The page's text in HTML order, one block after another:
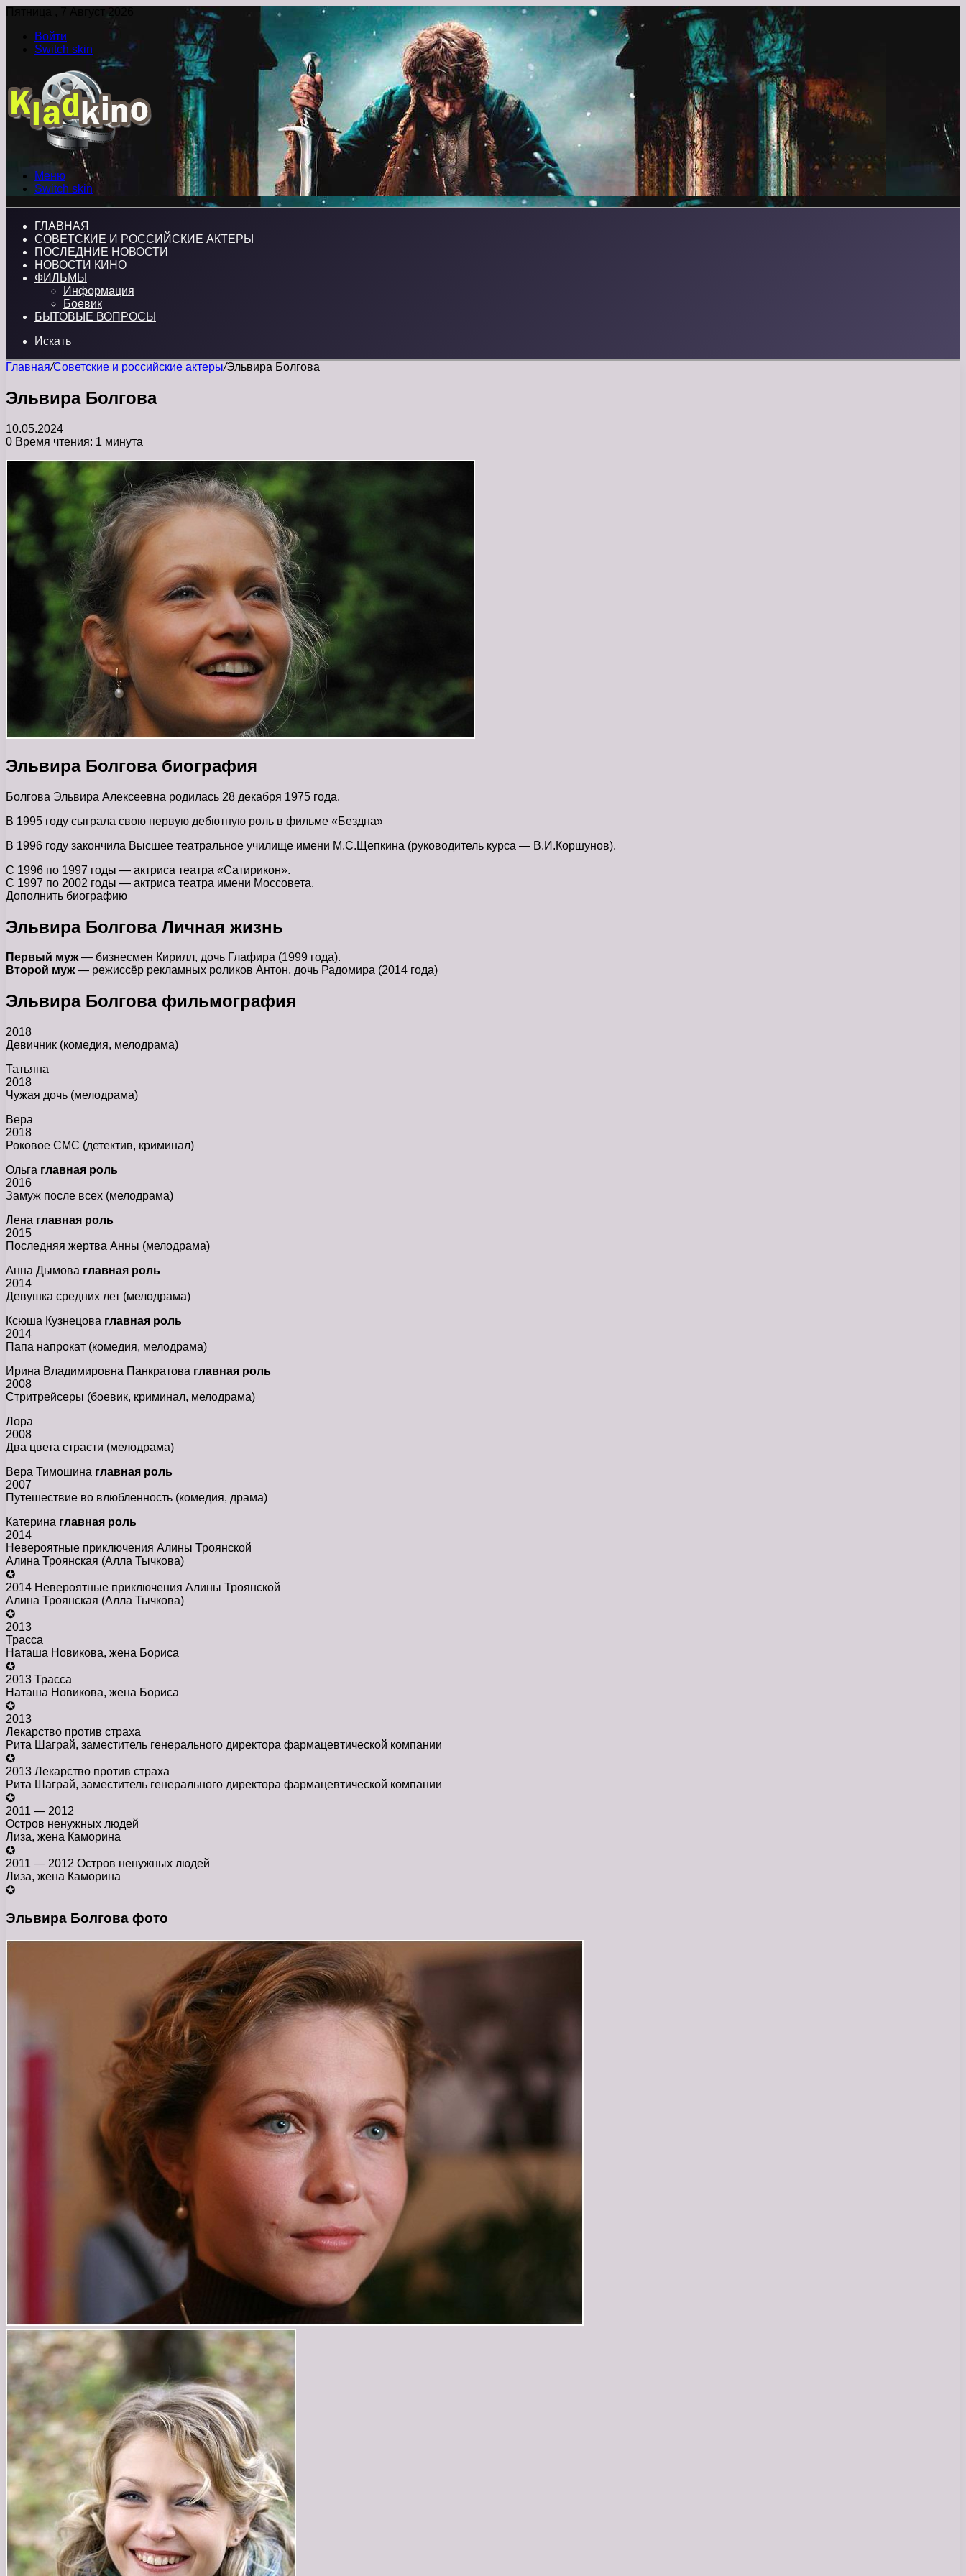
Пятница , 7 Август 2026
Войти
Switch skin
Меню
Switch skin
ГЛАВНАЯ
СОВЕТСКИЕ И РОССИЙСКИЕ АКТЕРЫ
ПОСЛЕДНИЕ НОВОСТИ
НОВОСТИ КИНО
ФИЛЬМЫ
Информация
Боевик
БЫТОВЫЕ ВОПРОСЫ
Искать
Главная/Советские и российские актеры/Эльвира Болгова
Эльвира Болгова
10.05.2024
0 Время чтения: 1 минута
Эльвира Болгова биография
Болгова Эльвира Алексеевна родилась 28 декабря 1975 года.
В 1995 году сыграла свою первую дебютную роль в фильме «Бездна»
В 1996 году закончила Высшее театральное училище имени М.С.Щепкина (руководитель курса — В.И.Коршунов).
С 1996 по 1997 годы — актриса театра «Сатирикон».
С 1997 по 2002 годы — актриса театра имени Моссовета.
Дополнить биографию
Эльвира Болгова Личная жизнь
Первый муж— бизнесмен Кирилл, дочь Глафира (1999 года).
Второй муж— режиссёр рекламных роликов Антон, дочь Радомира (2014 года)
Эльвира Болгова фильмография
2018
Девичник (комедия, мелодрама)
Татьяна
2018
Чужая дочь (мелодрама)
Вера
2018
Роковое СМС (детектив, криминал)
Ольга главная роль
2016
Замуж после всех (мелодрама)
Лена главная роль
2015
Последняя жертва Анны (мелодрама)
Анна Дымова главная роль
2014
Девушка средних лет (мелодрама)
Ксюша Кузнецова главная роль
2014
Папа напрокат (комедия, мелодрама)
Ирина Владимировна Панкратова главная роль
2008
Стритрейсеры (боевик, криминал, мелодрама)
Лора
2008
Два цвета страсти (мелодрама)
Вера Тимошина главная роль
2007
Путешествие во влюбленность (комедия, драма)
Катерина главная роль
2014
Невероятные приключения Алины Троянской
Алина Троянская (Алла Тычкова)
✪
2014 Невероятные приключения Алины Троянской
Алина Троянская (Алла Тычкова)
✪
2013
Трасса
Наташа Новикова, жена Бориса
✪
2013 Трасса
Наташа Новикова, жена Бориса
✪
2013
Лекарство против страха
Рита Шаграй, заместитель генерального директора фармацевтической компании
✪
2013 Лекарство против страха
Рита Шаграй, заместитель генерального директора фармацевтической компании
✪
2011 — 2012
Остров ненужных людей
Лиза, жена Каморина
✪
2011 — 2012 Остров ненужных людей
Лиза, жена Каморина
✪
Эльвира Болгова фото